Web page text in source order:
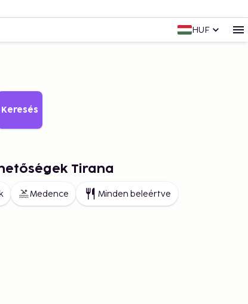
HUF
Keresés
Tirana
Medence Minden beleértve